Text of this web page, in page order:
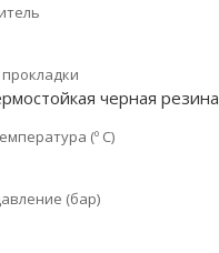
черная резина
(º С)
(бар)